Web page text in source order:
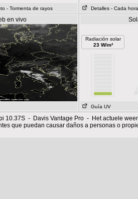
- Tormenta de rayos Detalles - Cada hora
en vivo
Radiación solar
23 W/m²
Guía UV
10.37S - Davis Vantage Pro - Het actuele
que puedan causar daños a personas o